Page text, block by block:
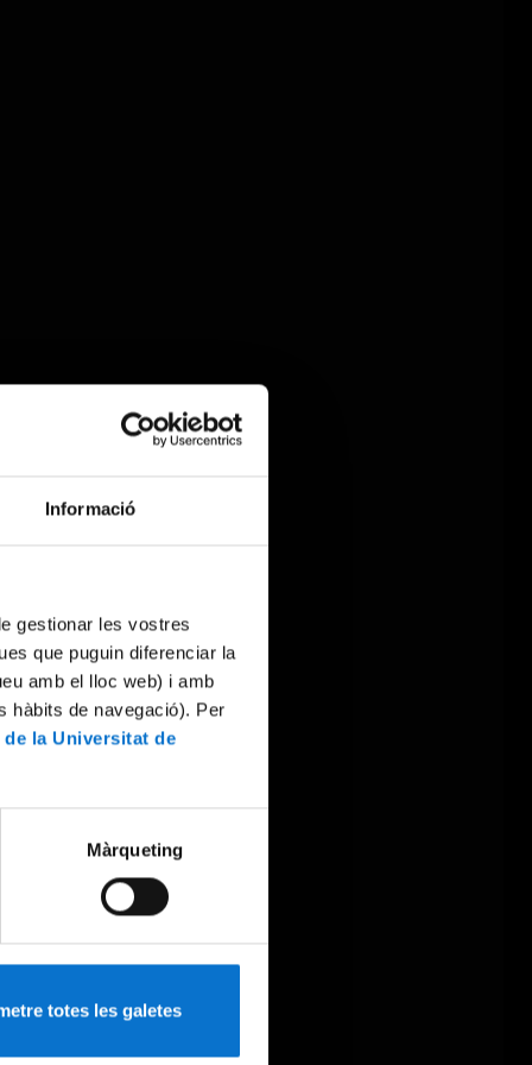
Informació
gestionar les vostres
que puguin diferenciar la
amb el lloc web) i amb
hàbits de navegació). Per
la Universitat de
Màrqueting
totes les galetes